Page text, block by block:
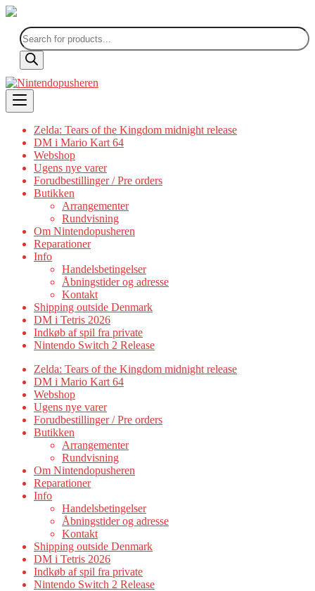
Products
search
Skip
to
content
Zelda: Tears of the Kingdom midnight release
DM i Mario Kart 64
Webshop
Ugens nye varer
Forudbestillinger / Pre orders
Butikken
Arrangementer
Rundvisning
Om Nintendopusheren
Reparationer
Info
Handelsbetingelser
Åbningstider og adresse
Kontakt
Shipping outside Denmark
DM i Tetris 2026
Indkøb af spil fra private
Nintendo Switch 2 Release
Zelda: Tears of the Kingdom midnight release
DM i Mario Kart 64
Webshop
Ugens nye varer
Forudbestillinger / Pre orders
Butikken
Arrangementer
Rundvisning
Om Nintendopusheren
Reparationer
Info
Handelsbetingelser
Åbningstider og adresse
Kontakt
Shipping outside Denmark
DM i Tetris 2026
Indkøb af spil fra private
Nintendo Switch 2 Release